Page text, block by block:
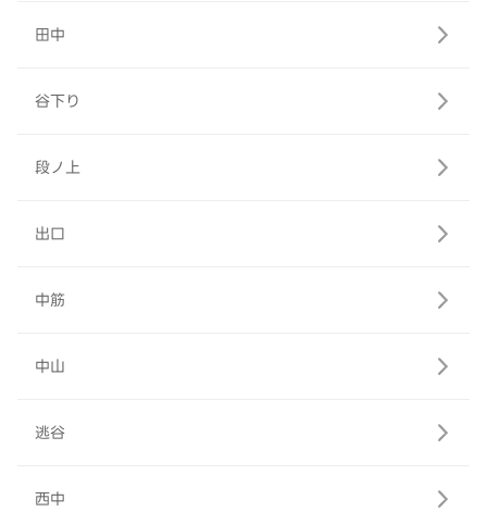
田中
谷下り
段ノ上
出口
中筋
中山
逃谷
西中